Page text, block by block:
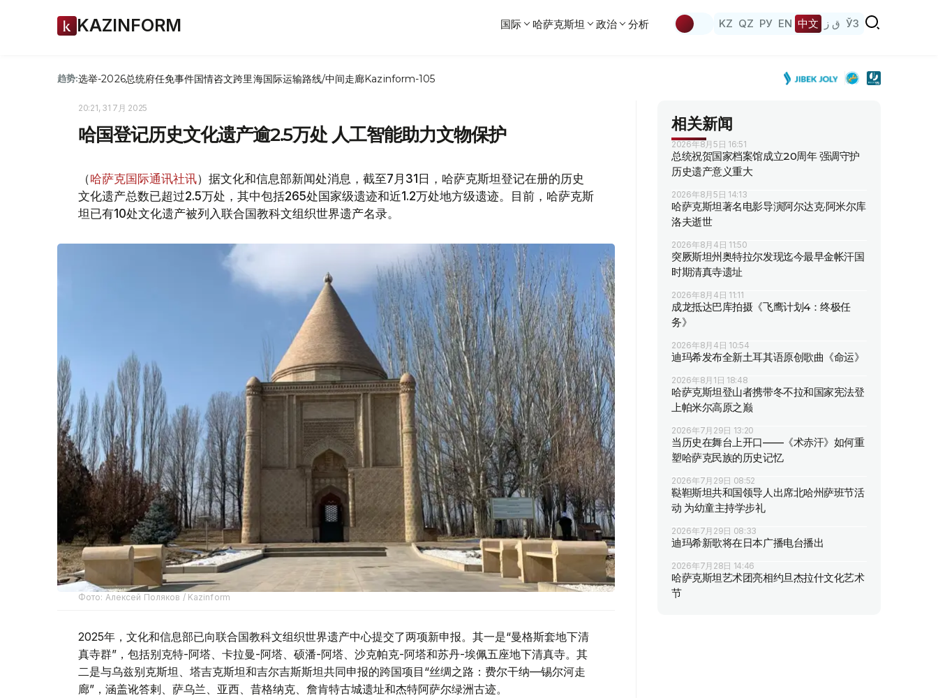
KAZINFORM 国际 哈萨克斯坦 政治 分析 KZ QZ РУ EN 中文 ق ز ЎЗ
趋势:选举-2026总统府任免事件国情咨文跨里海国际运输路线/中间走廊Kazinform-105
20:21, 31 7月 2025
哈国登记历史文化遗产逾2.5万处 人工智能助力文物保护
（哈萨克国际通讯社讯）据文化和信息部新闻处消息，截至7月31日，哈萨克斯坦登记在册的历史
文化遗产总数已超过2.5万处，其中包括265处国家级遗迹和近1.2万处地方级遗迹。目前，哈萨克斯
坦已有10处文化遗产被列入联合国教科文组织世界遗产名录。
Фото: Алексей Поляков / Kazinform
2025年，文化和信息部已向联合国教科文组织世界遗产中心提交了两项新申报。其一是“曼格斯套地下清
真寺群”，包括别克特-阿塔、卡拉曼-阿塔、硕潘-阿塔、沙克帕克-阿塔和苏丹-埃佩五座地下清真寺。其
二是与乌兹别克斯坦、塔吉克斯坦和吉尔吉斯斯坦共同申报的跨国项目“丝绸之路：费尔干纳—锡尔河走
廊”，涵盖讹答剌、萨乌兰、亚西、昔格纳克、詹肯特古城遗址和杰特阿萨尔绿洲古迹。
相关新闻
2026年8月5日 16:51
总统祝贺国家档案馆成立20周年 强调守护
历史遗产意义重大
2026年8月5日 14:13
哈萨克斯坦著名电影导演阿尔达克·阿米尔库
洛夫逝世
2026年8月4日 11:50
突厥斯坦州奥特拉尔发现迄今最早金帐汗国
时期清真寺遗址
2026年8月4日 11:11
成龙抵达巴库拍摄《飞鹰计划4：终极任
务》
2026年8月4日 10:54
迪玛希发布全新土耳其语原创歌曲《命运》
2026年8月1日 18:48
哈萨克斯坦登山者携带冬不拉和国家宪法登
上帕米尔高原之巅
2026年7月29日 13:20
当历史在舞台上开口——《术赤汗》如何重
塑哈萨克民族的历史记忆
2026年7月29日 08:52
鞑靼斯坦共和国领导人出席北哈州萨班节活
动 为幼童主持学步礼
2026年7月29日 08:33
迪玛希新歌将在日本广播电台播出
2026年7月28日 14:46
哈萨克斯坦艺术团亮相约旦杰拉什文化艺术
节